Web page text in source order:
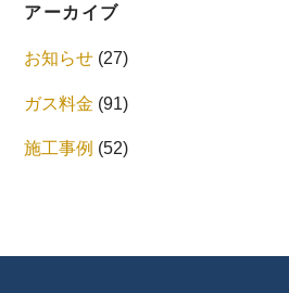
アーカイブ
お知らせ (27)
ガス料金 (91)
施工事例 (52)